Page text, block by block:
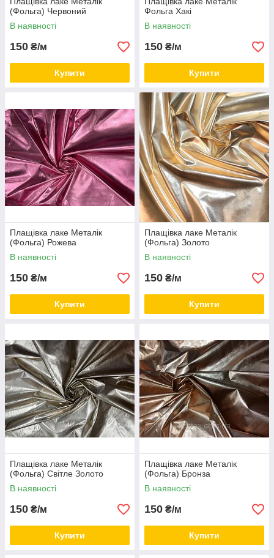
(Фольга) Червоний
В наявності
150 ₴/м
Купити
Фольга Хакі
В наявності
150 ₴/м
Купити
Плащівка лаке Металік
(Фольга) Рожева
В наявності
150 ₴/м
Купити
Плащівка лаке Металік
(Фольга) Золото
В наявності
150 ₴/м
Купити
Плащівка лаке Металік
(Фольга) Світле Золото
В наявності
150 ₴/м
Купити
Плащівка лаке Металік
(Фольга) Бронза
В наявності
150 ₴/м
Купити